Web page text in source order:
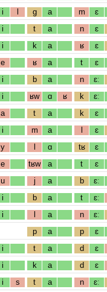
i l g a m ɛ
i t a n ɛ
i k a ʁ ɛ
e ʁ a t ɛ
i b a n ɛː
i ʁw ɑ ʁ k ɛː
a t a k ɛ
i m a l ɛ
y l ɑ tʁ ɛ
e tʁw a t ɛ
u j a b ɛː
i b a t ɛː
i l a n ɛː
p a p ɛ
i t a d ɛ
i k a d ɛ
i s t a n ɛː